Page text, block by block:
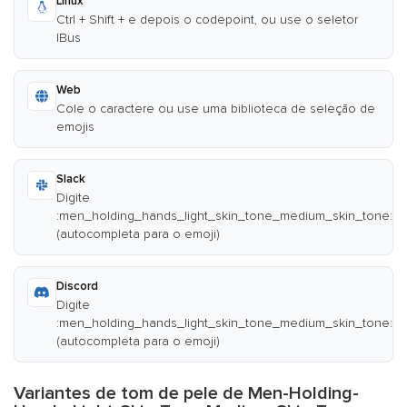
Ctrl + Shift + e depois o codepoint, ou use o seletor
IBus
Web
Cole o caractere ou use uma biblioteca de seleção de
emojis
Slack
Digite
:men_holding_hands_light_skin_tone_medium_skin_tone:
(autocompleta para o emoji)
Discord
Digite
:men_holding_hands_light_skin_tone_medium_skin_tone:
(autocompleta para o emoji)
Variantes de tom de pele de Men-Holding-